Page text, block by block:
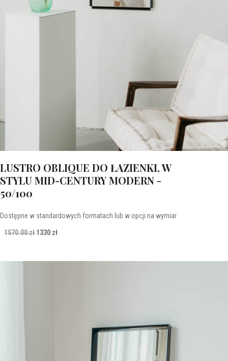
LUSTRO OBLIQUE DO ŁAZIENKI, W
STYLU MID-CENTURY MODERN -
50/100
Dostępne w standardowych formatach lub w opcji na wymiar
1570.00 zł 1330 zł